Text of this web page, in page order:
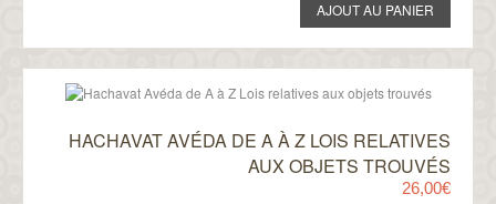
HACHAVAT AVÉDA DE A À Z LOIS RELATIVES
AUX OBJETS TROUVÉS
26,00€